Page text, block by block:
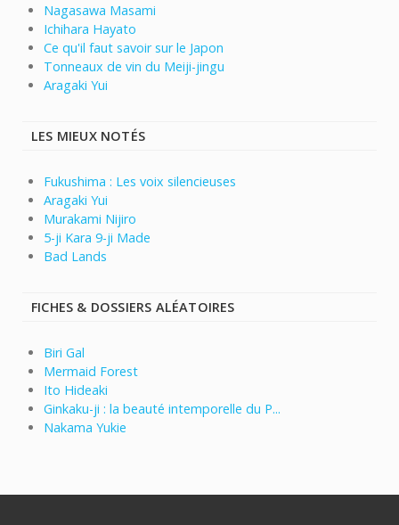
Nagasawa Masami
Ichihara Hayato
Ce qu'il faut savoir sur le Japon
Tonneaux de vin du Meiji-jingu
Aragaki Yui
LES MIEUX NOTÉS
Fukushima : Les voix silencieuses
Aragaki Yui
Murakami Nijiro
5-ji Kara 9-ji Made
Bad Lands
FICHES & DOSSIERS ALÉATOIRES
Biri Gal
Mermaid Forest
Ito Hideaki
Ginkaku-ji : la beauté intemporelle du P...
Nakama Yukie